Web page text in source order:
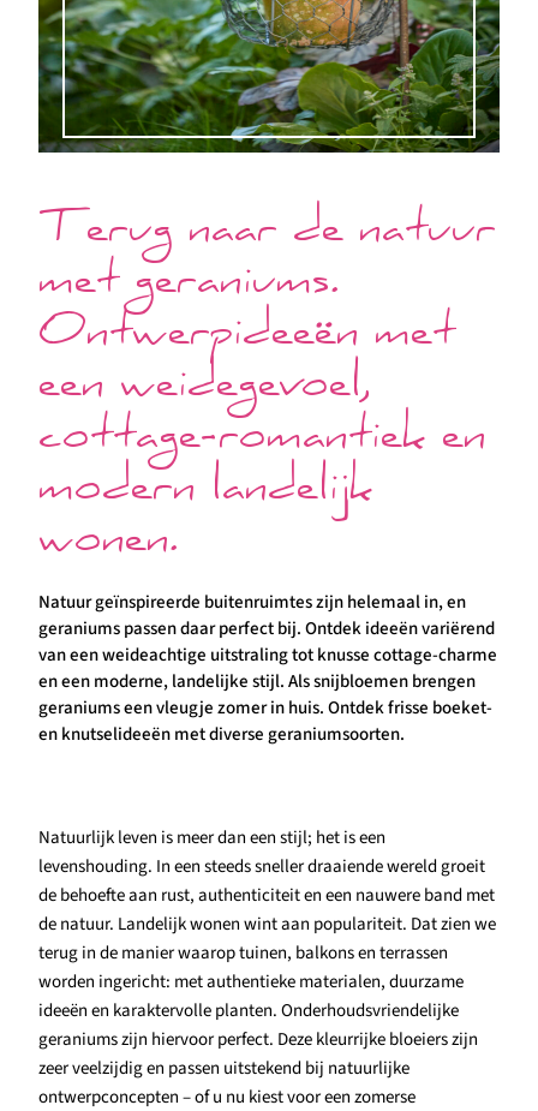
Terug naar de natuur
met geraniums.
Ontwerpideeën met
een weidegevoel,
cottage-romantiek en
modern landelijk
wonen.
Natuur geïnspireerde buitenruimtes zijn helemaal in, en
geraniums passen daar perfect bij. Ontdek ideeën variërend
van een weideachtige uitstraling tot knusse cottage-charme
en een moderne, landelijke stijl. Als snijbloemen brengen
geraniums een vleugje zomer in huis. Ontdek frisse boeket-
en knutselideeën met diverse geraniumsoorten.
Natuurlijk leven is meer dan een stijl; het is een
levenshouding. In een steeds sneller draaiende wereld groeit
de behoefte aan rust, authenticiteit en een nauwere band met
de natuur. Landelijk wonen wint aan populariteit. Dat zien we
terug in de manier waarop tuinen, balkons en terrassen
worden ingericht: met authentieke materialen, duurzame
ideeën en karaktervolle planten. Onderhoudsvriendelijke
geraniums zijn hiervoor perfect. Deze kleurrijke bloeiers zijn
zeer veelzijdig en passen uitstekend bij natuurlijke
ontwerpconcepten – of u nu kiest voor een zomerse